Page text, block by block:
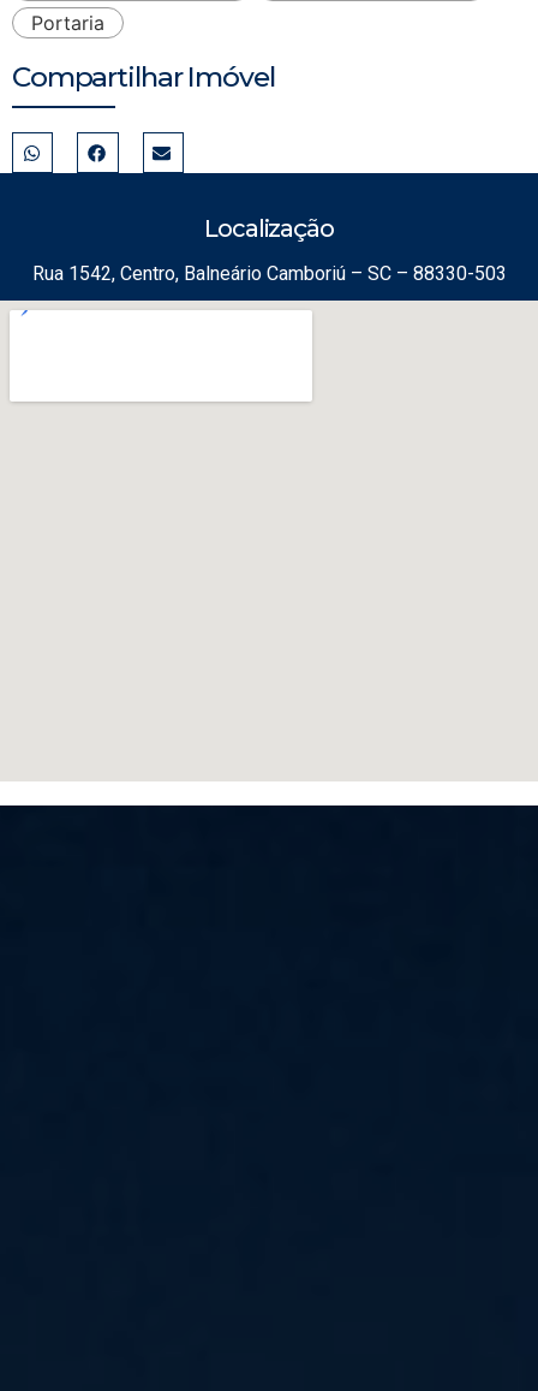
Portaria
Compartilhar Imóvel
Localização
Rua 1542, Centro, Balneário Camboriú – SC – 88330-503